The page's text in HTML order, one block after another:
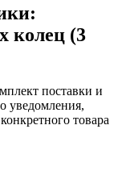
колец (3
поставки и
уведомления,
товара